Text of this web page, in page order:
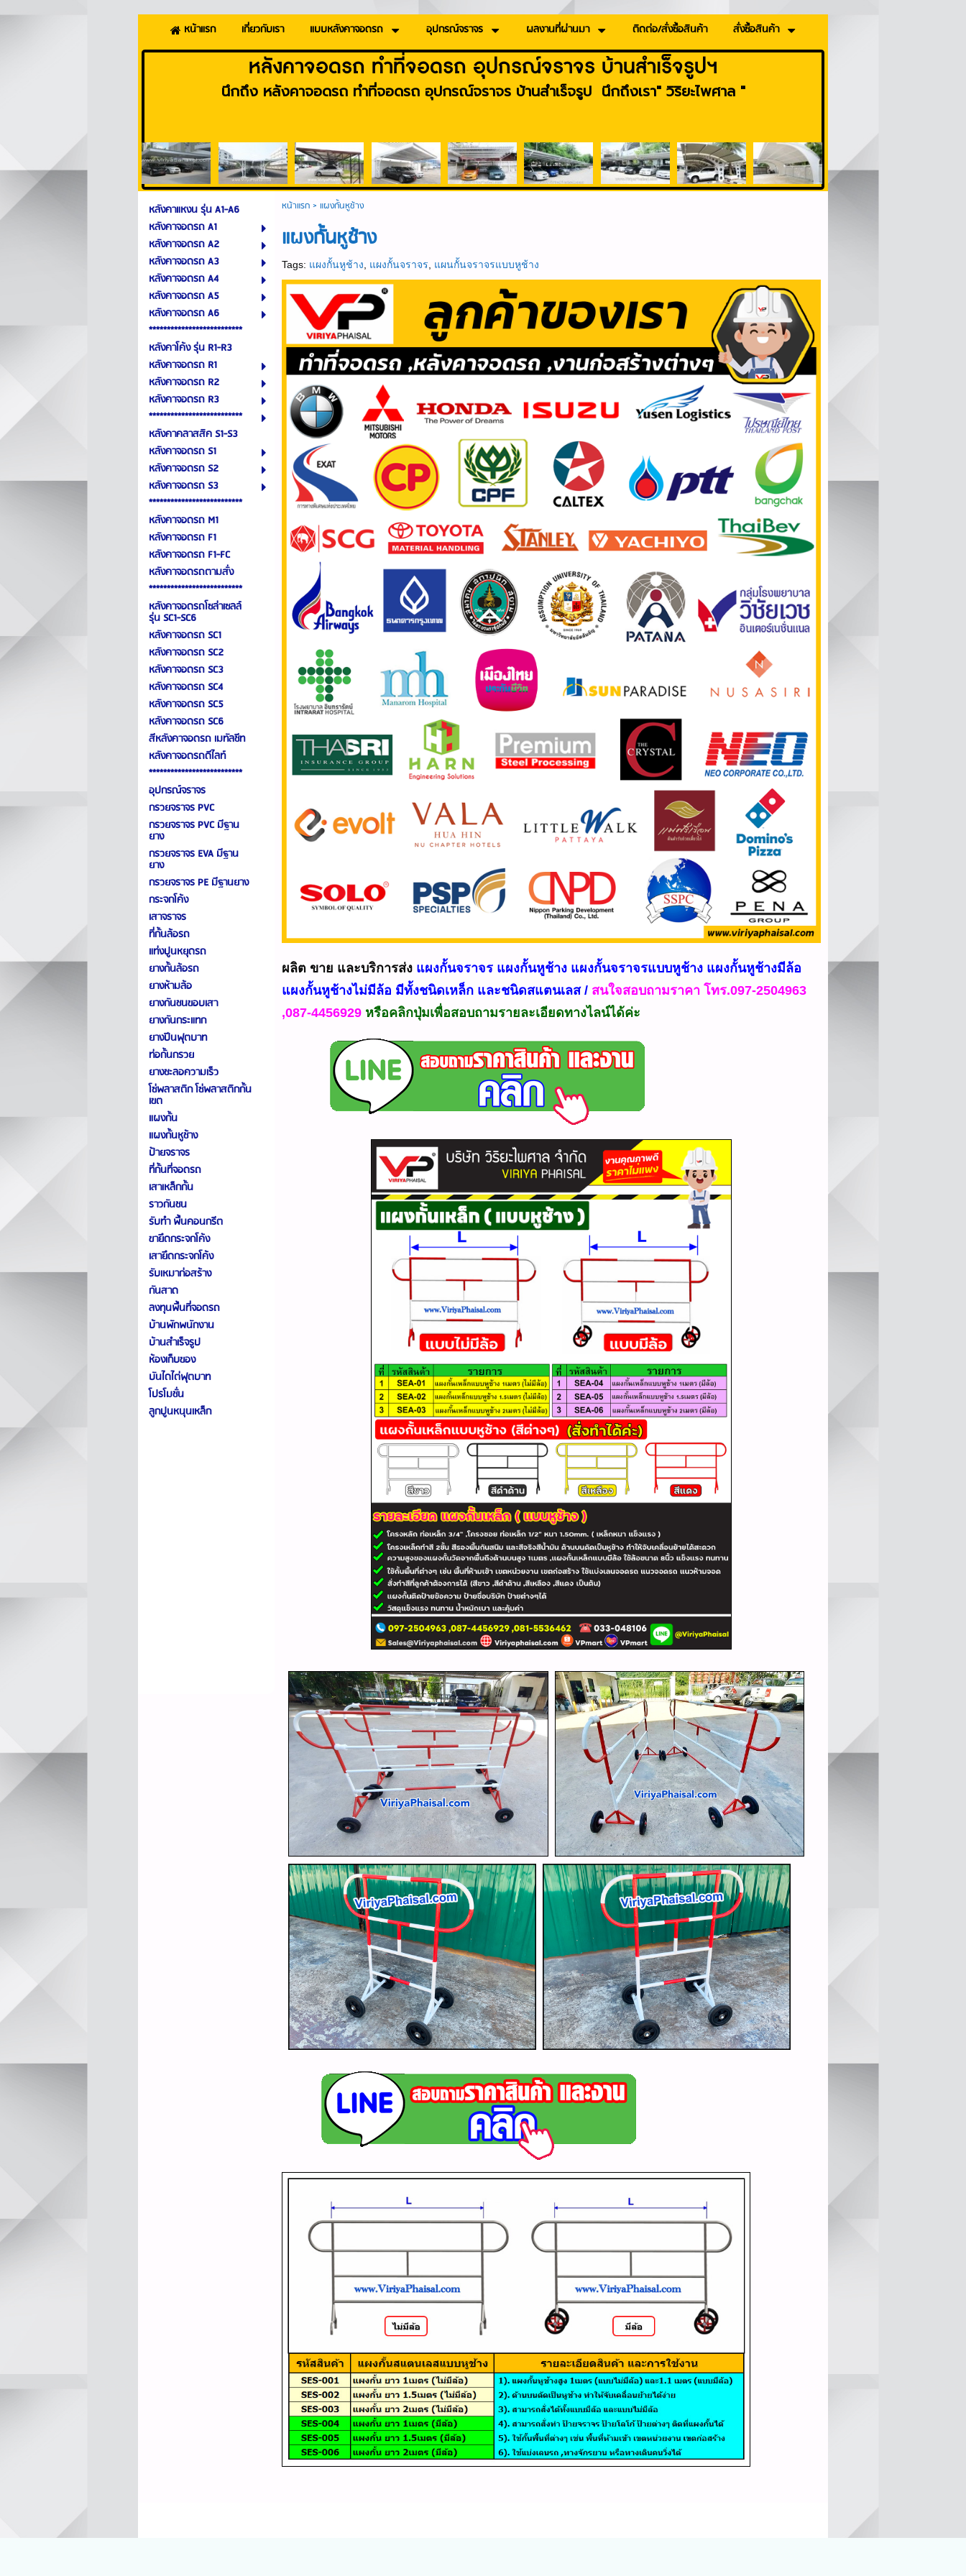
หน้าแรก เกี่ยวกับเรา แบบหลังคาจอดรถ อุปกรณ์จราจร ผลงานที่ผ่านมา ติดต่อ/สั่งซื้อสินค้า สั่งซื้อสินค้า
หลังคาจอดรถ ทำที่จอดรถ อุปกรณ์จราจร บ้านสำเร็จรูปฯ
นึกถึง หลังคาจอดรถ ทำที่จอดรถ อุปกรณ์จราจร บ้านสำเร็จรูป นึกถึงเรา" วิริยะไพศาล "
หลังคาแหงน รุ่น A1-A6
หลังคาจอดรถ A1
หลังคาจอดรถ A2
หลังคาจอดรถ A3
หลังคาจอดรถ A4
หลังคาจอดรถ A5
หลังคาจอดรถ A6
**************************
หลังคาโค้ง รุ่น R1-R3
หลังคาจอดรถ R1
หลังคาจอดรถ R2
หลังคาจอดรถ R3
**************************
หลังคาคลาสสิค S1-S3
หลังคาจอดรถ S1
หลังคาจอดรถ S2
หลังคาจอดรถ S3
**************************
หลังคาจอดรถ M1
หลังคาจอดรถ F1
หลังคาจอดรถ F1-FC
หลังคาจอดรถตามสั่ง
**************************
หลังคาจอดรถโซล่าเซลล์
รุ่น SC1-SC6
หลังคาจอดรถ SC1
หลังคาจอดรถ SC2
หลังคาจอดรถ SC3
หลังคาจอดรถ SC4
หลังคาจอดรถ SC5
หลังคาจอดรถ SC6
สีหลังคาจอดรถ เมทัลชีท
หลังคาจอดรถดีไลท์
**************************
อุปกรณ์จราจร
กรวยจราจร PVC
กรวยจราจร PVC มีฐาน
ยาง
กรวยจราจร EVA มีฐาน
ยาง
กรวยจราจร PE มีฐานยาง
กระจกโค้ง
เสาจราจร
ที่กั้นล้อรถ
แท่งปูนหยุดรถ
ยางกั้นล้อรถ
ยางห้ามล้อ
ยางกันชนขอบเสา
ยางกันกระแทก
ยางปีนฟุตบาท
ท่อกั้นกรวย
ยางชะลอความเร็ว
โซ่พลาสติก โซ่พลาสติกกั้น
เขต
แผงกั้น
แผงกั้นหูช้าง
ป้ายจราจร
ที่กั้นที่จอดรถ
เสาเหล็กกั้น
ราวกันชน
รับทำ พื้นคอนกรีต
ขายึดกระจกโค้ง
เสายึดกระจกโค้ง
รับเหมาก่อสร้าง
กันสาด
ลงทุนพื้นที่จอดรถ
บ้านพักพนักงาน
บ้านสำเร็จรูป
ห้องเก็บของ
บันไดไต่ฟุตบาท
โปรโมชั่น
ลูกปูนหนุนเหล็ก
หน้าแรก> แผงกั้นหูช้าง
แผงกั้นหูช้าง
Tags: แผงกั้นหูช้าง แผงกั้นจราจร แผนกั้นจราจรแบบหูช้าง
ผลิต ขาย และบริการส่ง แผงกั้นจราจร แผงกั้นหูช้าง แผงกั้นจราจรแบบหูช้าง แผงกั้นหูช้างมีล้อ
แผงกั้นหูช้างไม่มีล้อ มีทั้งชนิดเหล็ก และชนิดสแตนเลส / สนใจสอบถามราคา โทร.097-2504963
,087-4456929 หรือคลิกปุ่มเพื่อสอบถามรายละเอียดทางไลน์ได้ค่ะ